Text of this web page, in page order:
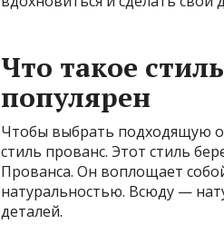
Что такое
популярен
Чтобы выбрать подходящую
стиль прованс. Этот стиль
Прованса. Он воплощает
натуральностью. Всюду —
деталей.